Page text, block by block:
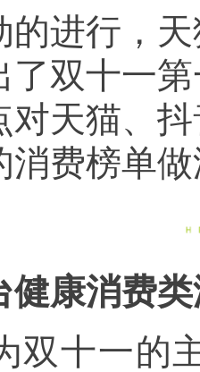
行，天
了双十一
对天猫、
消费榜单
健康消费
十一的主